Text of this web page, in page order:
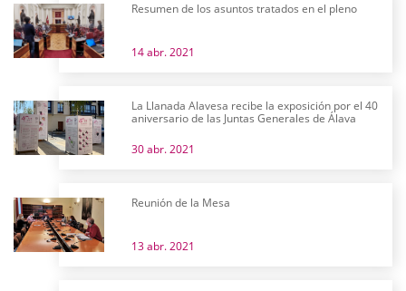
Resumen de los asuntos tratados en el pleno
14 abr. 2021
La Llanada Alavesa recibe la exposición por el 40
aniversario de las Juntas Generales de Álava
30 abr. 2021
Reunión de la Mesa
13 abr. 2021